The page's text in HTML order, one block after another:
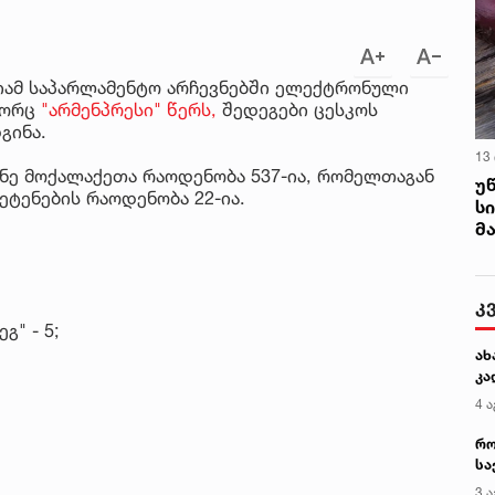
საპარლამენტო არჩევნებში ელექტრონული
"არმენპრესი" წერს, შედეგები ცესკოს
მოქალაქეთა რაოდენობა 537-ია, რომელთაგან
რაოდენობა 22-ია.
- 5;
13
4